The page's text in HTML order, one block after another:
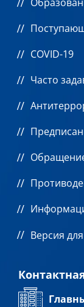
COVID-19
Часто
Версия